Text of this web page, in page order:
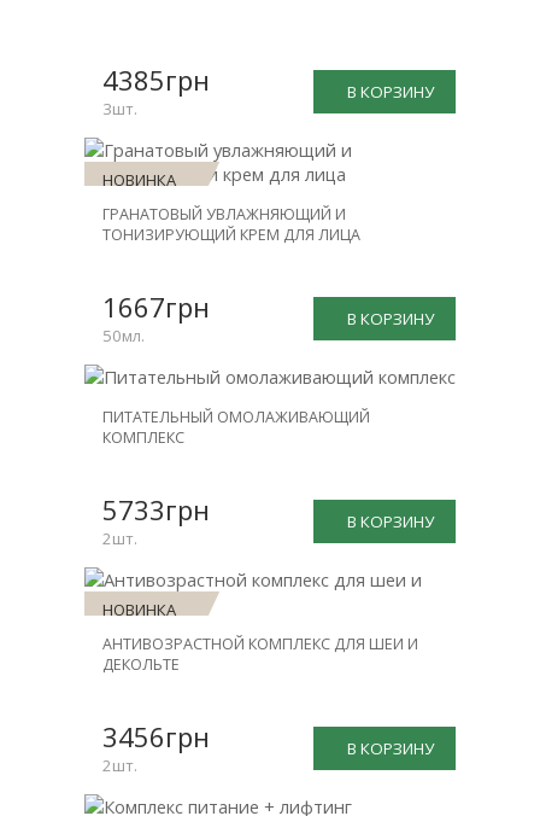
-20%
В КОРЗИНУ
4385грн
3шт.
НОВИНКА
ГРАНАТОВЫЙ УВЛАЖНЯЮЩИЙ И
ТОНИЗИРУЮЩИЙ КРЕМ ДЛЯ ЛИЦА
В КОРЗИНУ
1667грн
50мл.
НОВИНКА
-31%
ПИТАТЕЛЬНЫЙ ОМОЛАЖИВАЮЩИЙ
КОМПЛЕКС
В КОРЗИНУ
5733грн
2шт.
НОВИНКА
СКИДКА
АНТИВОЗРАСТНОЙ КОМПЛЕКС ДЛЯ ШЕИ И
ДЕКОЛЬТЕ
В КОРЗИНУ
3456грн
2шт.